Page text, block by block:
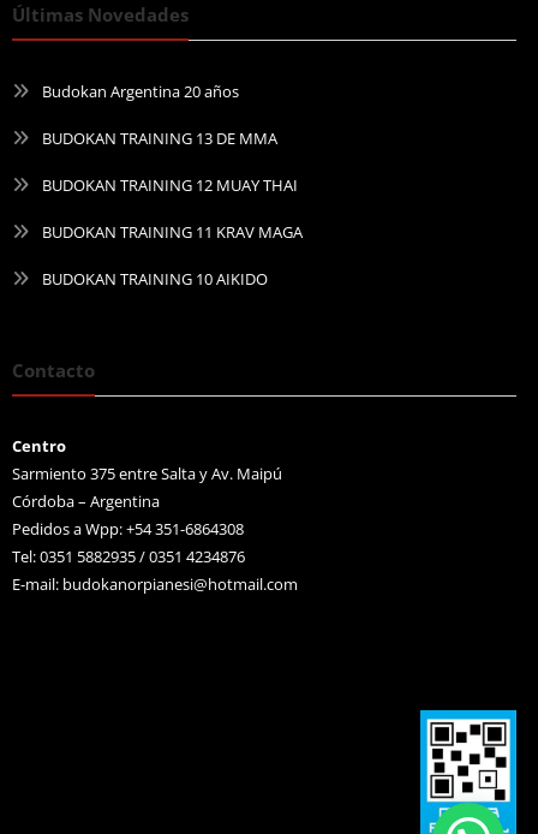
Últimas Novedades
Budokan Argentina 20 años
BUDOKAN TRAINING 13 DE MMA
BUDOKAN TRAINING 12 MUAY THAI
BUDOKAN TRAINING 11 KRAV MAGA
BUDOKAN TRAINING 10 AIKIDO
Contacto
Centro
Sarmiento 375 entre Salta y Av. Maipú
Córdoba – Argentina
Pedidos a Wpp: +54 351-6864308
Tel: 0351 5882935 / 0351 4234876
E-mail: budokanorpianesi@hotmail.com